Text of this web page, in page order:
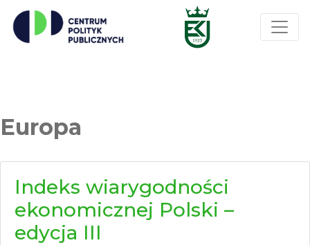
Europa
Indeks wiarygodności
ekonomicznej Polski –
edycja III